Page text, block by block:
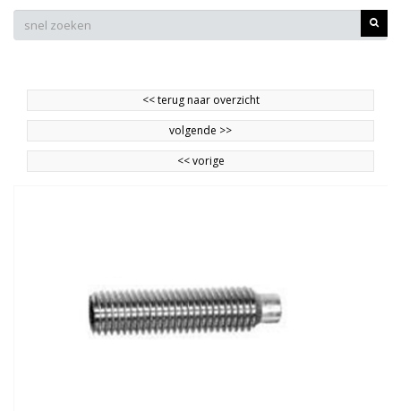
<<terug naar overzicht
volgende >>
<<vorige